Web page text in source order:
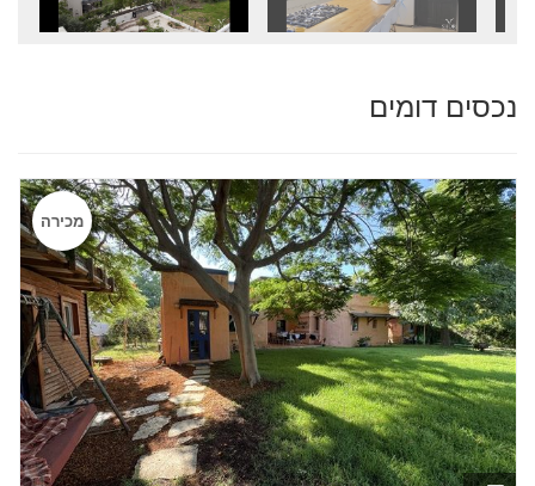
נכסים דומים
מכירה